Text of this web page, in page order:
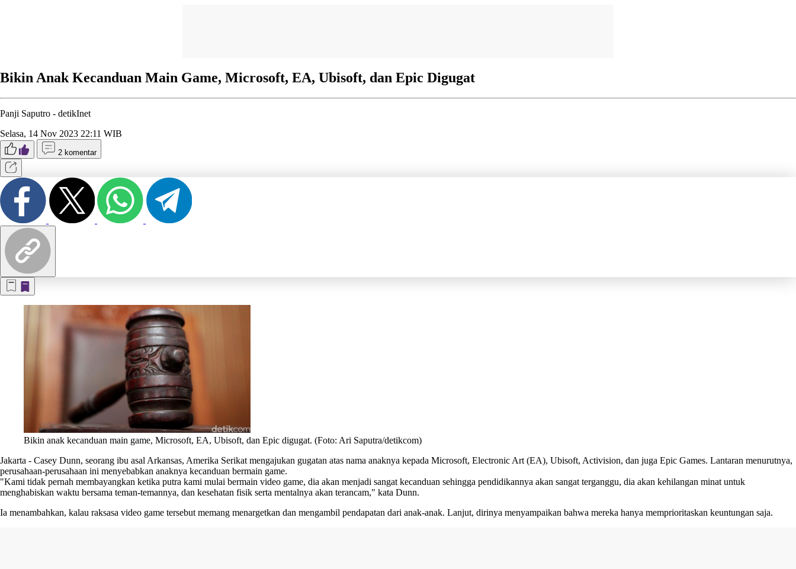
Bikin Anak Kecanduan Main Game, Microsoft, EA, Ubisoft, dan Epic Digugat
Panji Saputro - detikInet
Selasa, 14 Nov 2023 22:11 WIB
2 komentar
Bikin anak kecanduan main game, Microsoft, EA, Ubisoft, dan Epic digugat. (Foto: Ari Saputra/detikcom)
Jakarta - Casey Dunn, seorang ibu asal Arkansas, Amerika Serikat mengajukan gugatan atas nama anaknya kepada Microsoft, Electronic Art (EA), Ubisoft, Activision, dan juga Epic Games. Lantaran menurutnya,
perusahaan-perusahaan ini menyebabkan anaknya kecanduan bermain game.
"Kami tidak pernah membayangkan ketika putra kami mulai bermain video game, dia akan menjadi sangat kecanduan sehingga pendidikannya akan sangat terganggu, dia akan kehilangan minat untuk
menghabiskan waktu bersama teman-temannya, dan kesehatan fisik serta mentalnya akan terancam," kata Dunn.
Ia menambahkan, kalau raksasa video game tersebut memang menargetkan dan mengambil pendapatan dari anak-anak. Lanjut, dirinya menyampaikan bahwa mereka hanya memprioritaskan keuntungan saja.